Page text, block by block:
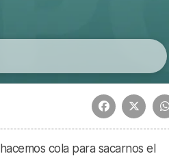
cola para sacarnos el